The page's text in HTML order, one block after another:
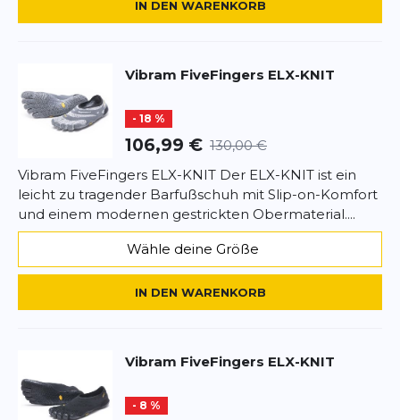
auch wegen der Nachhaltigkeit.
SCHREIBE EINE BEWERTUNG
FiveFingers KSO Eco Wool
Deine Bewertung:
Produktbewertung
Vorname
Überschrift
IN DEN WARENKORB
Vibram FiveFingers ELX-KNIT
- 18 %
106,99 € 130,00 €
Vibram FiveFingers ELX-KNIT Der ELX-KNIT ist ein
leicht zu tragender Barfußschuh mit Slip-on-Komfort
und einem modernen gestrickten Obermaterial....
Wähle deine Größe
IN DEN WARENKORB
Vibram FiveFingers ELX-KNIT
- 8 %